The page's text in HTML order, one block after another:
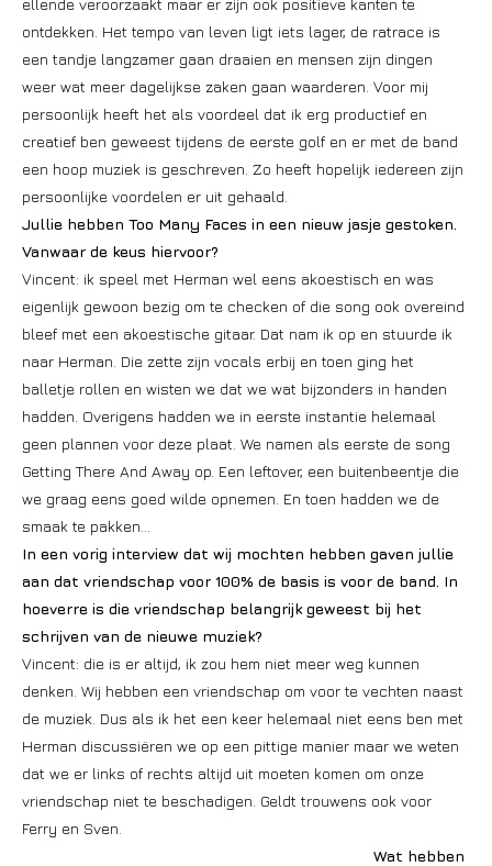
ellende veroorzaakt maar er zijn ook positieve kanten te
ontdekken. Het tempo van leven ligt iets lager, de ratrace is
een tandje langzamer gaan draaien en mensen zijn dingen
weer wat meer dagelijkse zaken gaan waarderen. Voor mij
persoonlijk heeft het als voordeel dat ik erg productief en
creatief ben geweest tijdens de eerste golf en er met de band
een hoop muziek is geschreven. Zo heeft hopelijk iedereen zijn
persoonlijke voordelen er uit gehaald.
Jullie hebben Too Many Faces in een nieuw jasje gestoken.
Vanwaar de keus hiervoor?
Vincent: ik speel met Herman wel eens akoestisch en was
eigenlijk gewoon bezig om te checken of die song ook overeind
bleef met een akoestische gitaar. Dat nam ik op en stuurde ik
naar Herman. Die zette zijn vocals erbij en toen ging het
balletje rollen en wisten we dat we wat bijzonders in handen
hadden. Overigens hadden we in eerste instantie helemaal
geen plannen voor deze plaat. We namen als eerste de song
Getting There And Away op. Een leftover, een buitenbeentje die
we graag eens goed wilde opnemen. En toen hadden we de
smaak te pakken…
In een vorig interview dat wij mochten hebben gaven jullie
aan dat vriendschap voor 100% de basis is voor de band. In
hoeverre is die vriendschap belangrijk geweest bij het
schrijven van de nieuwe muziek?
Vincent: die is er altijd, ik zou hem niet meer weg kunnen
denken. Wij hebben een vriendschap om voor te vechten naast
de muziek. Dus als ik het een keer helemaal niet eens ben met
Herman discussiëren we op een pittige manier maar we weten
dat we er links of rechts altijd uit moeten komen om onze
vriendschap niet te beschadigen. Geldt trouwens ook voor
Ferry en Sven.
Wat hebben